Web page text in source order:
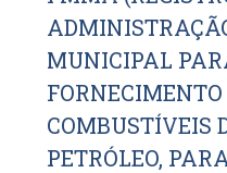
MUNICIPAL
FORNECIMENTO
COMBUSTÍVEIS
PETRÓLEO,